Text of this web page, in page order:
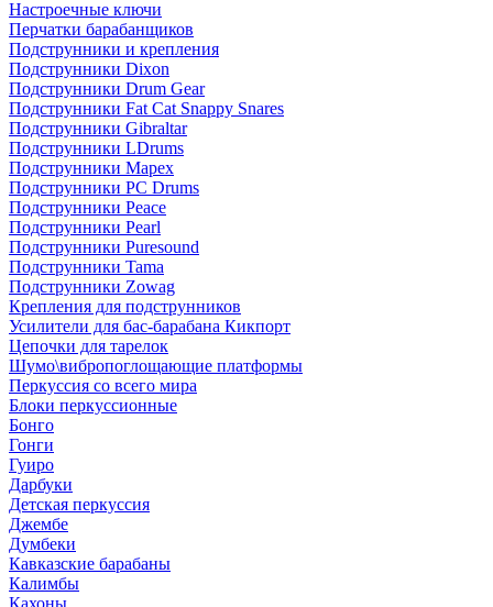
Настроечные ключи
Перчатки барабанщиков
Подструнники и крепления
Подструнники Dixon
Подструнники Drum Gear
Подструнники Fat Cat Snappy Snares
Подструнники Gibraltar
Подструнники LDrums
Подструнники Mapex
Подструнники PC Drums
Подструнники Peace
Подструнники Pearl
Подструнники Puresound
Подструнники Tama
Подструнники Zowag
Крепления для подструнников
Усилители для бас-барабана Кикпорт
Цепочки для тарелок
Шумо\вибропоглощающие платформы
Перкуссия со всего мира
Блоки перкуссионные
Бонго
Гонги
Гуиро
Дарбуки
Детская перкуссия
Джембе
Думбеки
Кавказские барабаны
Калимбы
Кахоны